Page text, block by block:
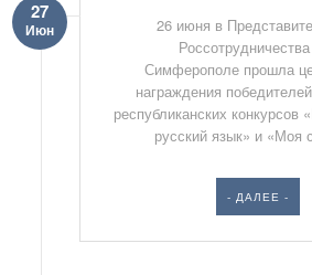
27
Июн
26 июня в
Симферополе прошла
награждения
республиканских конкурсов
русский язык» и «Моя
- ДАЛЕЕ -